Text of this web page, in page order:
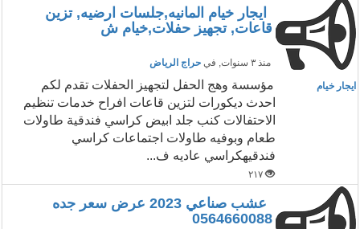
ايجار خيام المانيه,جلسات ارضيه, تزين
قاعات, تجهيز حفلات,خيام ش
منذ ٣ سنوات , في حراج الرياض
ايجار خيام
مؤسسة وهج الحفل لتجهيز الحفلات تقدم لكم
احدث ديكورات لتزين قاعات افراح خدمات تنظيم
الاحتفالات كنب جلد ابيض كراسي فندقية طاولات
طعام وبوفيه طاولات اجتماعات كراسي
فندقيهكراسي عاديه ف...
٢١٧
عشب صناعي 2023 عرض سعر جده
0564660088